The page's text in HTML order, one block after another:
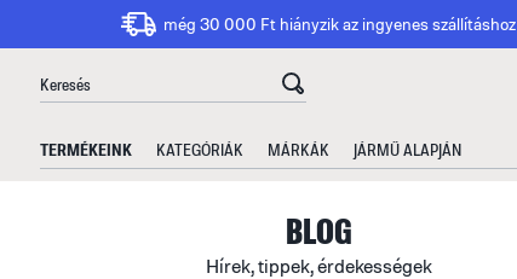
még 30 000 Ft hiányzik az ingyenes szállításhoz
TERMÉKEINK KATEGÓRIÁK MÁRKÁK JÁRMŰ ALAPJÁN
BLOG
Hírek, tippek, érdekességek